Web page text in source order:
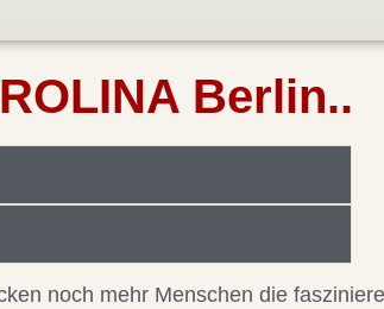
Berlin..
noch mehr Menschen die